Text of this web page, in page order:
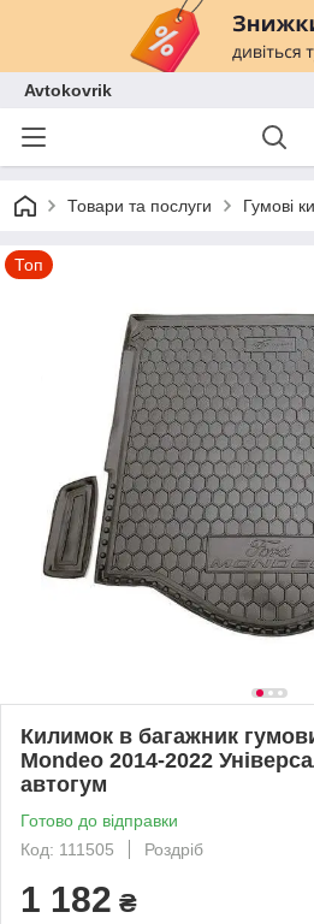
Avtokovrik
Товари та послуги Гумові
Топ
Килимок в багажник
Mondeo 2014-2022
автогум
Готово до відправки
Код: 111505
Роздріб
1 182 ₴